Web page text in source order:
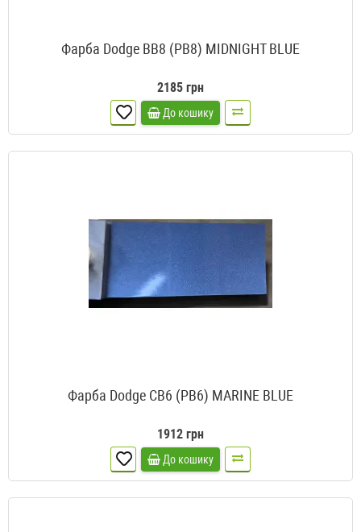
Фарба Dodge BB8 (PB8) MIDNIGHT BLUE
2185 грн
До кошику
Фарба Dodge CB6 (PB6) MARINE BLUE
1912 грн
До кошику